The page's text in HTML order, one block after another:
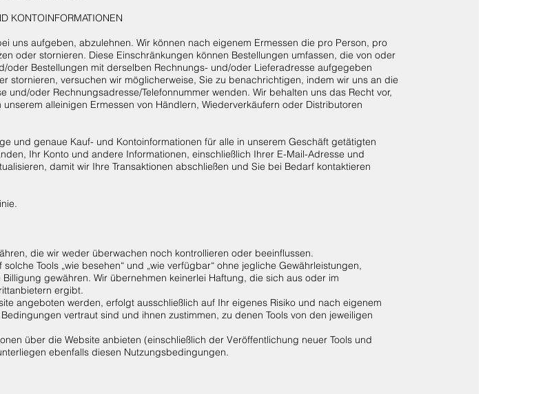
KONTOINFORMATIONEN
uns aufgeben, abzulehnen. Wir können nach eigenem Ermessen die pro Person, pro
oder stornieren. Diese Einschränkungen können Bestellungen umfassen, die von oder
Bestellungen mit derselben Rechnungs- und/oder Lieferadresse aufgegeben
stornieren, versuchen wir möglicherweise, Sie zu benachrichtigen, indem wir uns an die
oder Rechnungsadresse/Telefonnummer wenden. Wir behalten uns das Recht vor,
alleinigen Ermessen von Händlern, Wiederverkäufern oder Distributoren
und genaue Kauf- und Kontoinformationen für alle in unserem Geschäft getätigten
Ihr Konto und andere Informationen, einschließlich Ihrer E-Mail-Adresse und
damit wir Ihre Transaktionen abschließen und Sie bei Bedarf kontaktieren
die wir weder überwachen noch kontrollieren oder beeinflussen.
Tools „wie besehen“ und „wie verfügbar“ ohne jegliche Gewährleistungen,
gewähren. Wir übernehmen keinerlei Haftung, die sich aus oder im
ergibt.
angeboten werden, erfolgt ausschließlich auf Ihr eigenes Risiko und nach eigenem
vertraut sind und ihnen zustimmen, zu denen Tools von den jeweiligen
über die Website anbieten (einschließlich der Veröffentlichung neuer Tools und
ebenfalls diesen Nutzungsbedingungen.